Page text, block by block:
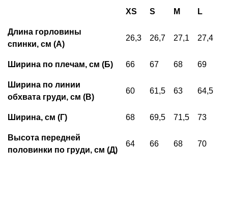
XS S M L
Длина горловины
спинки, см (А)
26,3 26,7 27,1 27,4
Ширина по плечам, см (Б) 66 67 68 69
Ширина по линии
обхвата груди, см (В)
60 61,5 63 64,5
Ширина, см (Г) 68 69,5 71,5 73
Высота передней
половинки по груди, см (Д)
64 66 68 70